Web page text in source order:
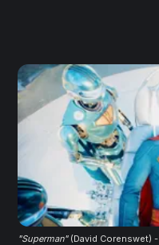
"Superman" (David Corenswet) -